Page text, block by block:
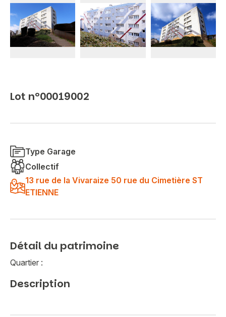
Lot n°00019002
Type Garage
Collectif
13 rue de la Vivaraize 50 rue du Cimetière ST
ETIENNE
Détail du patrimoine
Quartier :
Description